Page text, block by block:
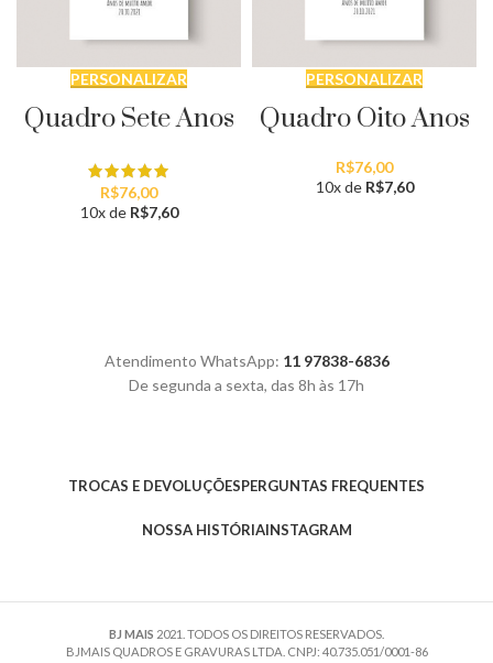
PERSONALIZAR
Quadro Sete Anos
R$76,00
10x de R$7,60
PERSONALIZAR
Quadro Oito Anos
R$76,00
10x de R$7,60
Atendimento WhatsApp: 11 97838-6836
De segunda a sexta, das 8h às 17h
TROCAS E DEVOLUÇÕESPERGUNTAS FREQUENTES
NOSSA HISTÓRIAINSTAGRAM
BJ MAIS 2021. TODOS OS DIREITOS RESERVADOS.
BJMAIS QUADROS E GRAVURAS LTDA. CNPJ: 40.735.051/0001-86